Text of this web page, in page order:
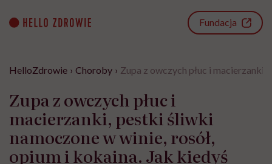
content
Fundacja
HelloZdrowie › Choroby › Zupa z owczych płuc i
Zupa z owczych płuc i
macierzanki, pestki śliwki
namoczone w winie, rosół,
opium i kokaina. Jak kiedyś